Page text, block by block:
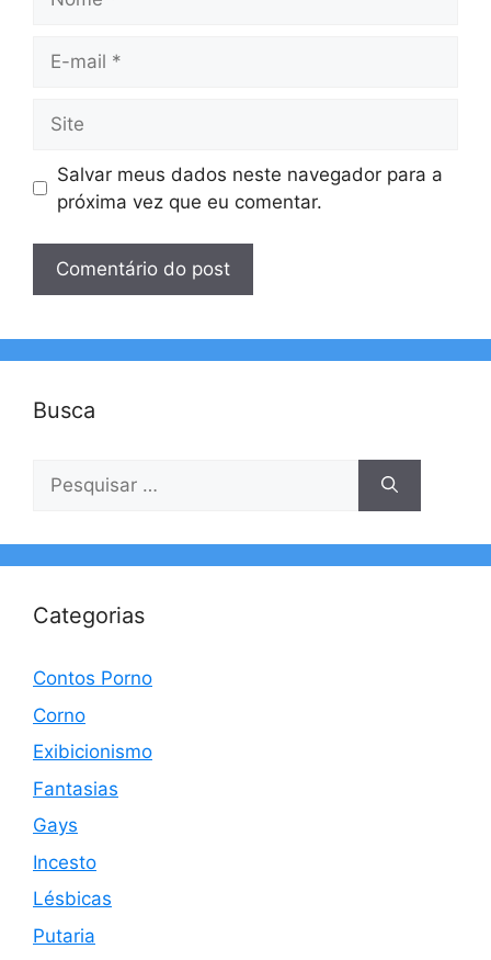
mail
Salvar meus dados neste navegador para a
próxima vez que eu comentar.
Busca
Pesquisar
Categorias
Contos Porno
Corno
Exibicionismo
Fantasias
Gays
Incesto
Lésbicas
Putaria